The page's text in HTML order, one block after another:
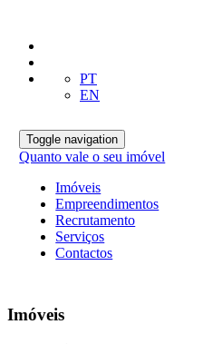
PT
EN
Toggle navigation
Quanto vale o seu imóvel
Imóveis
Empreendimentos
Recrutamento
Serviços
Contactos
Imóveis